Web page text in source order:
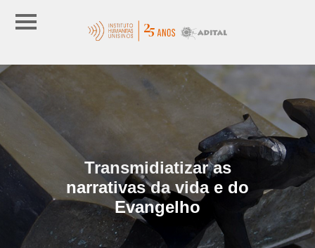
Transmidiatizar as
narrativas da vida e do
Evangelho